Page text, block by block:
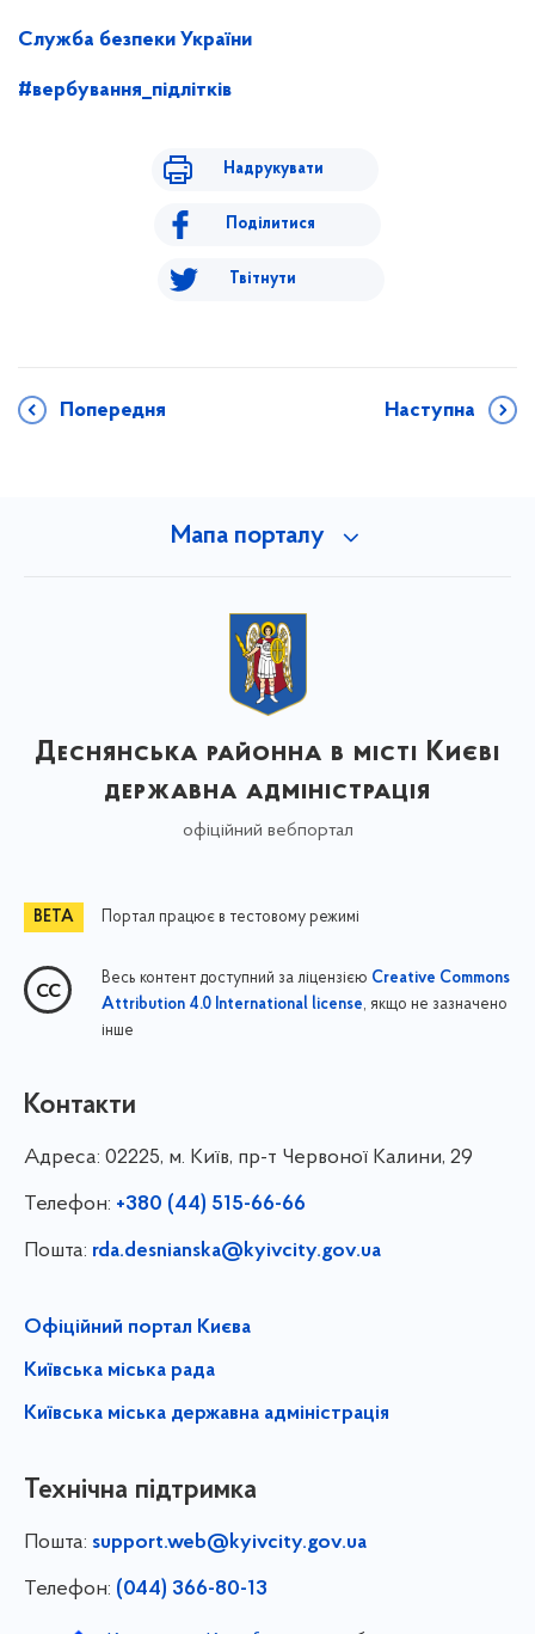
Служба безпеки України
#вербування_підлітків
Надрукувати
Поділитися
Твітнути
Попередня Наступна
Мапа порталу
Деснянська районна в місті Києві
державна адміністрація
офіційний вебпортал
Портал працює в тестовому режимі
Весь контент доступний за ліцензією Creative Commons
Attribution 4.0 International license, якщо не зазначено
інше
Контакти
Адреса: 02225, м. Київ, пр-т Червоної Калини, 29
Телефон: +380 (44) 515-66-66
Пошта: rda.desnianska@kyivcity.gov.ua
Офіційний портал Києва
Київська міська рада
Київська міська державна адміністрація
Технічна підтримка
Пошта: support.web@kyivcity.gov.ua
Телефон: (044) 366-80-13